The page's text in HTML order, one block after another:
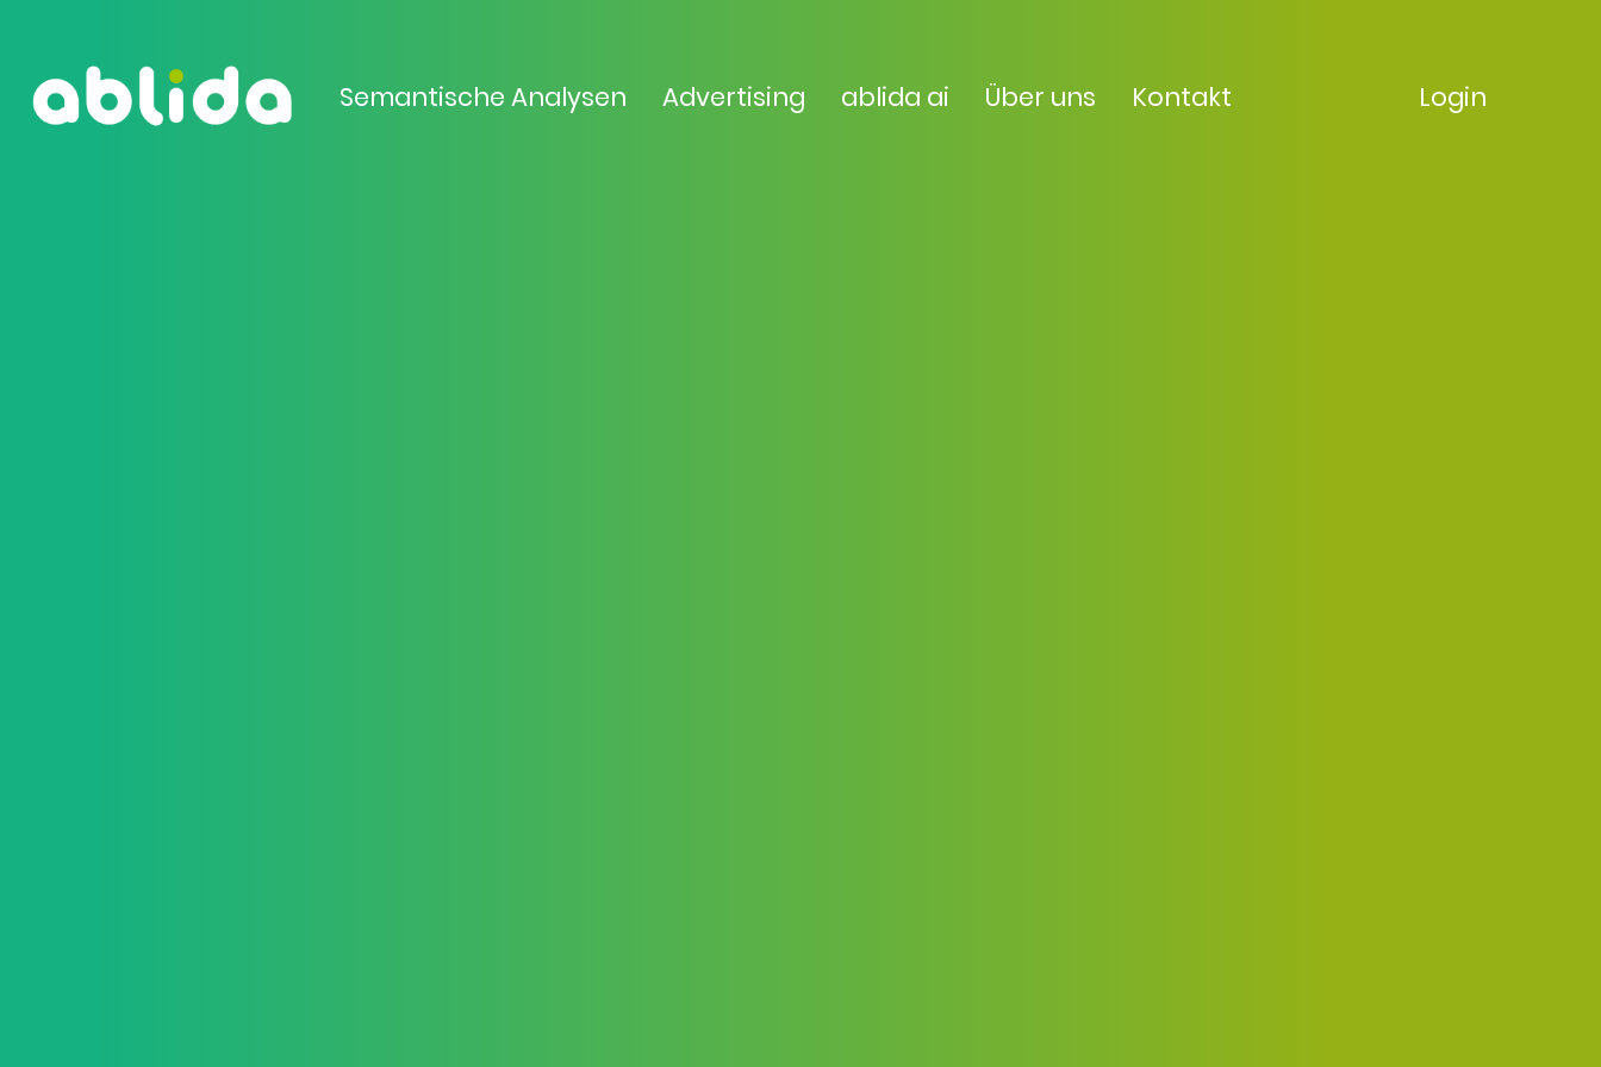
Semantische Analysen Advertising ablida ai Über uns Kontakt Login